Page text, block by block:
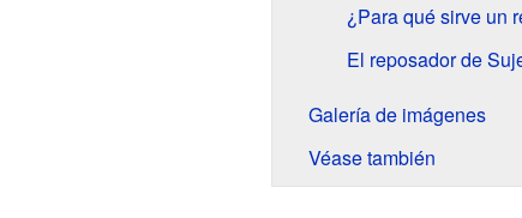
¿Para qué sirve un
El reposador de
Galería de imágenes
Véase también